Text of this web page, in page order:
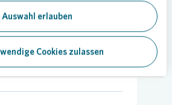
Auswahl erlauben
Cookies zulassen